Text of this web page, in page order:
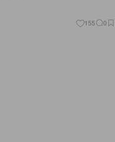
155 0